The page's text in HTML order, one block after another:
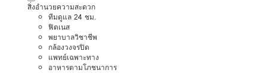
สิ่งอำนวยความสะดวก
ทีมดูแล 24 ชม.
ฟิตเนส
พยาบาลวิชาชีพ
กล้องวงจรปิด
แพทย์เฉพาะทาง
อาหารตามโภชนาการ